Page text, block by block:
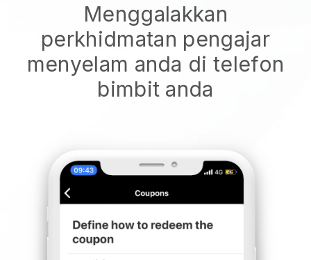
Menggalakkan
perkhidmatan pengajar
menyelam anda di telefon
bimbit anda